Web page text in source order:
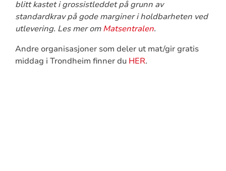
blitt kastet i grossistleddet på grunn av
standardkrav på gode marginer i holdbarheten ved
utlevering. Les mer omMatsentralen.
Andre organisasjoner som deler ut mat/gir gratis
middag i Trondheim finner du HER.